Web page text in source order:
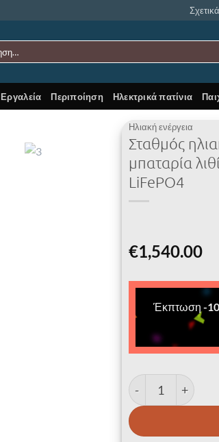
Εργαλεία Περιποίηση Ηλεκτρικά πατίνια
Ηλιακή ενέργεια
Σταθμός
μπαταρία
LiFePO4
€1,540.00
Έκπτωση -10
Σταθμός